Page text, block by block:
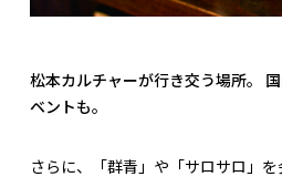
松本カルチャーが行き交う場所。
ベントも。
さらに、「群青」や「サロサロ」を